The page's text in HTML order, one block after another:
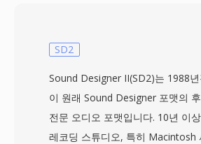
SD2
Sound Designer II(SD2)는 1988
이 원래 Sound Designer 포맷의
전문 오디오 포맷입니다. 10년 이
레코딩 스튜디오, 특히 Macintosh